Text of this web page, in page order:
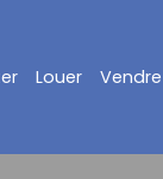
Louer Vendre